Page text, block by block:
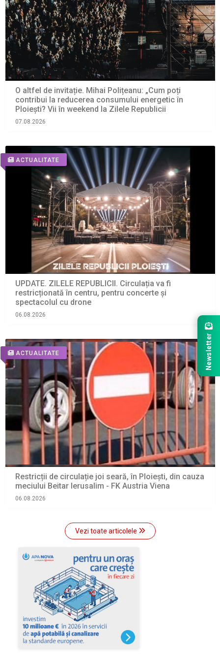
O altfel de invitație. Mihai Polițeanu: „Cum poți
contribui la reducerea consumului energetic în
Ploiești? Vii în weekend la Zilele Republicii
07.08.2026
ACTUALITATE
UPDATE. ZILELE REPUBLICII. Circulația va fi
restricționată în centru, pentru concerte și
spectacolul cu drone
06.08.2026
ACTUALITATE
Restricții de circulație joi seară, în Ploiești, din cauza
meciului Beitar Ierusalim - FK Austria Viena
06.08.2026
Vezi toate articolele
Newsletter